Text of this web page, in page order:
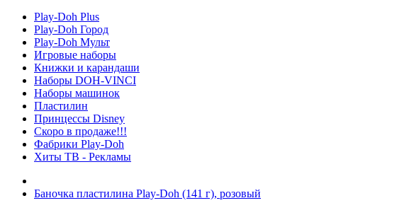
Play-Doh Plus
Play-Doh Город
Play-Doh Мульт
Игровые наборы
Книжки и карандаши
Наборы DOH-VINCI
Наборы машинок
Пластилин
Принцессы Disney
Скоро в продаже!!!
Фабрики Play-Doh
Хиты ТВ - Рекламы
Баночка пластилина Play-Doh (141 г), розовый